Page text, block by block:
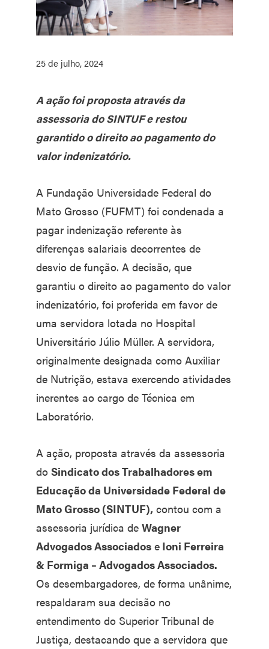
25 de julho, 2024
A ação foi proposta através da
assessoria do SINTUF e restou
garantido o direito ao pagamento do
valor indenizatório.
A Fundação Universidade Federal do
Mato Grosso (FUFMT) foi condenada a
pagar indenização referente às
diferenças salariais decorrentes de
desvio de função. A decisão, que
garantiu o direito ao pagamento do valor
indenizatório, foi proferida em favor de
uma servidora lotada no Hospital
Universitário Júlio Müller. A servidora,
originalmente designada como Auxiliar
de Nutrição, estava exercendo atividades
inerentes ao cargo de Técnica em
Laboratório.
A ação, proposta através da assessoria
do Sindicato dos Trabalhadores em
Educação da Universidade Federal de
Mato Grosso (SINTUF), contou com a
assessoria jurídica de Wagner
Advogados Associados e Ioni Ferreira
& Formiga – Advogados Associados.
Os desembargadores, de forma unânime,
respaldaram sua decisão no
entendimento do Superior Tribunal de
Justiça, destacando que a servidora que